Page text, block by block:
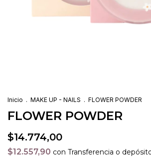
Inicio . MAKE UP - NAILS . FLOWER POWDER
FLOWER POWDER
$14.774,00
$12.557,90 con Transferencia o